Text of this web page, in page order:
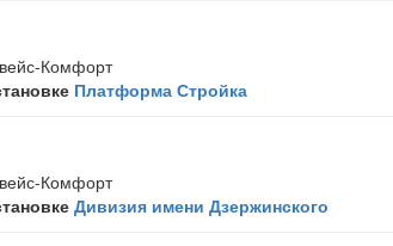
Комфорт
Платформа Стройка
Комфорт
Дивизия имени Дзержинского